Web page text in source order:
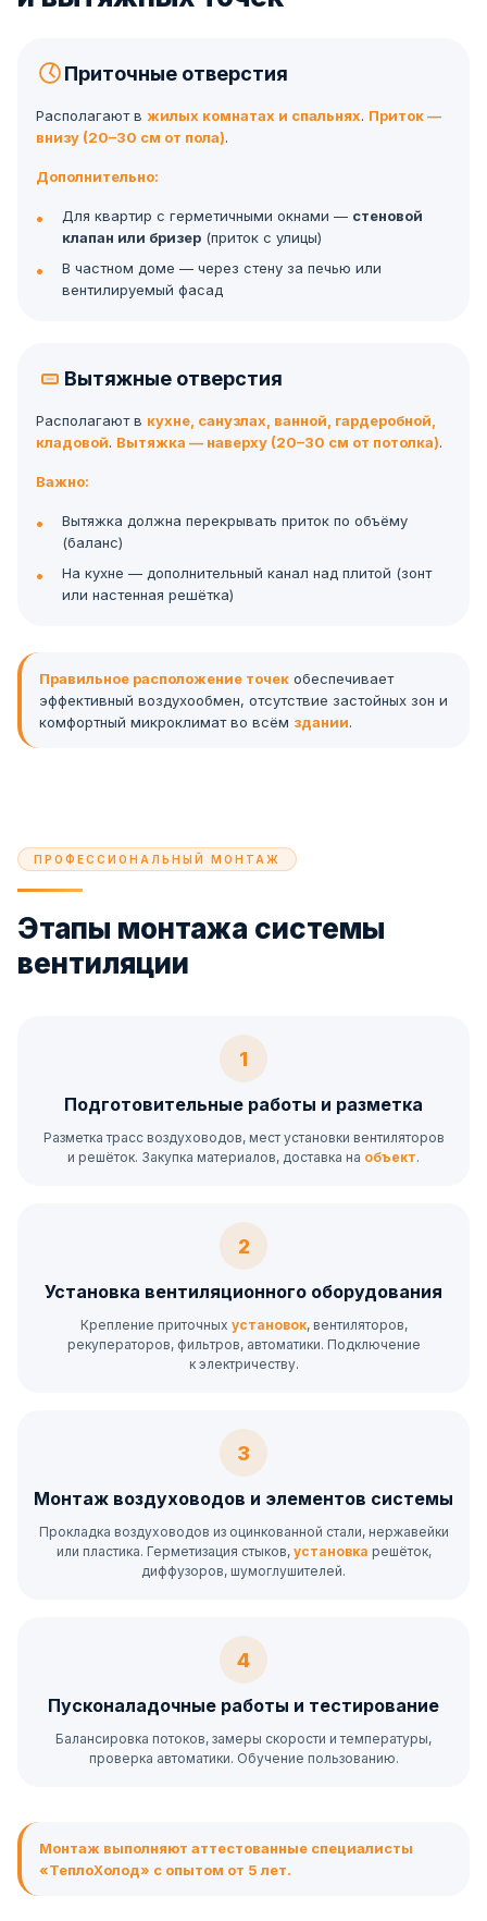
Приточные отверстия
Располагают в жилых комнатах и спальнях. Приток —
внизу (20–30 см от пола).
Дополнительно:
Для квартир с герметичными окнами — стеновой
клапан или бризер (приток с улицы)
В частном доме — через стену за печью или
вентилируемый фасад
Вытяжные отверстия
Располагают в кухне, санузлах, ванной, гардеробной,
кладовой. Вытяжка — наверху (20–30 см от потолка).
Важно:
Вытяжка должна перекрывать приток по объёму
(баланс)
На кухне — дополнительный канал над плитой (зонт
или настенная решётка)
Правильное расположение точек обеспечивает
эффективный воздухообмен, отсутствие застойных зон и
комфортный микроклимат во всём здании.
ПРОФЕССИОНАЛЬНЫЙ МОНТАЖ
Этапы монтажа системы
вентиляции
1
Подготовительные работы и разметка
Разметка трасс воздуховодов, мест установки вентиляторов
и решёток. Закупка материалов, доставка на объект.
2
Установка вентиляционного оборудования
Крепление приточных установок, вентиляторов,
рекуператоров, фильтров, автоматики. Подключение
к электричеству.
3
Монтаж воздуховодов и элементов системы
Прокладка воздуховодов из оцинкованной стали, нержавейки
или пластика. Герметизация стыков, установка решёток,
диффузоров, шумоглушителей.
4
Пусконаладочные работы и тестирование
Балансировка потоков, замеры скорости и температуры,
проверка автоматики. Обучение пользованию.
Монтаж выполняют аттестованные специалисты
«ТеплоХолод» с опытом от 5 лет.